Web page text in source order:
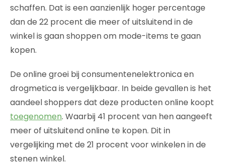
schaffen. Dat is een aanzienlijk hoger percentage
dan de 22 procent die meer of uitsluitend in de
winkel is gaan shoppen om mode-items te gaan
kopen.
De online groei bij consumentenelektronica en
drogmetica is vergelijkbaar. In beide gevallen is het
aandeel shoppers dat deze producten online koopt
toegenomen. Waarbij 41 procent van hen aangeeft
meer of uitsluitend online te kopen. Dit in
vergelijking met de 21 procent voor winkelen in de
stenen winkel.